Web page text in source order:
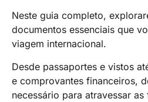
Neste guia completo,
documentos essenciais que
viagem internacional.
Desde passaportes e vistos
e comprovantes financeiros,
necessário para atravessar